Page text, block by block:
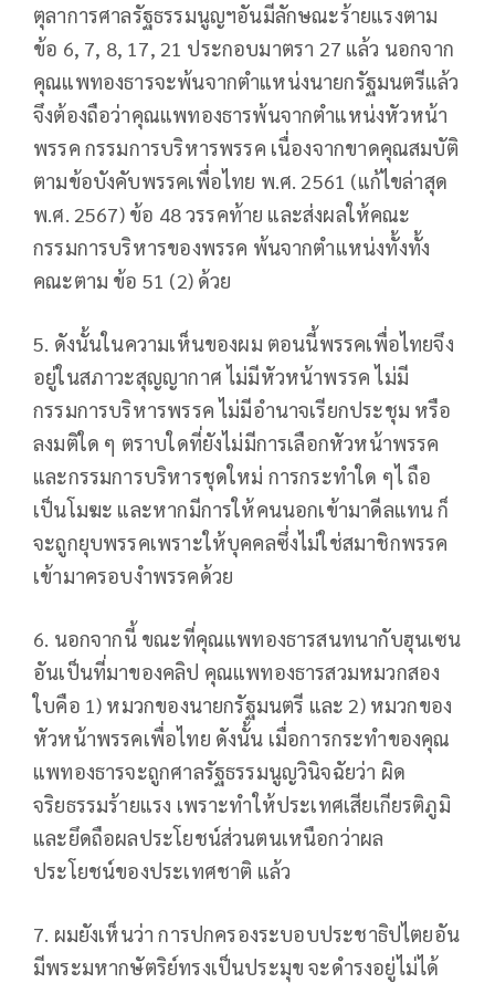
ตุลาการศาลรัฐธรรมนูญฯอันมีลักษณะร้ายแรงตาม
ข้อ 6, 7, 8, 17, 21 ประกอบมาตรา 27 แล้ว นอกจาก
คุณแพทองธารจะพ้นจากตำแหน่งนายกรัฐมนตรีแล้ว
จึงต้องถือว่าคุณแพทองธารพ้นจากตำแหน่งหัวหน้า
พรรค กรรมการบริหารพรรค เนื่องจากขาดคุณสมบัติ
ตามข้อบังคับพรรคเพื่อไทย พ.ศ. 2561 (แก้ไขล่าสุด
พ.ศ. 2567) ข้อ 48 วรรคท้าย และส่งผลให้คณะ
กรรมการบริหารของพรรค พ้นจากตำแหน่งทั้งทั้ง
คณะตาม ข้อ 51 (2) ด้วย
5. ดังนั้นในความเห็นของผม ตอนนี้พรรคเพื่อไทยจึง
อยู่ในสภาวะสุญญากาศ ไม่มีหัวหน้าพรรค ไม่มี
กรรมการบริหารพรรค ไม่มีอำนาจเรียกประชุม หรือ
ลงมติใด ๆ ตราบใดที่ยังไม่มีการเลือกหัวหน้าพรรค
และกรรมการบริหารชุดใหม่ การกระทำใด ๆไ ถือ
เป็นโมฆะ และหากมีการให้คนนอกเข้ามาดีลแทน ก็
จะถูกยุบพรรคเพราะให้บุคคลซึ่งไม่ใช่สมาชิกพรรค
เข้ามาครอบงำพรรคด้วย
6. นอกจากนี้ ขณะที่คุณแพทองธารสนทนากับฮุนเซน
อันเป็นที่มาของคลิป คุณแพทองธารสวมหมวกสอง
ใบคือ 1) หมวกของนายกรัฐมนตรี และ 2) หมวกของ
หัวหน้าพรรคเพื่อไทย ดังนั้น เมื่อการกระทำของคุณ
แพทองธารจะถูกศาลรัฐธรรมนูญวินิจฉัยว่า ผิด
จริยธรรมร้ายแรง เพราะทำให้ประเทศเสียเกียรติภูมิ
และยึดถือผลประโยชน์ส่วนตนเหนือกว่าผล
ประโยชน์ของประเทศชาติ แล้ว
7. ผมยังเห็นว่า การปกครองระบอบประชาธิปไตยอัน
มีพระมหากษัตริย์ทรงเป็นประมุข จะดำรงอยู่ไม่ได้